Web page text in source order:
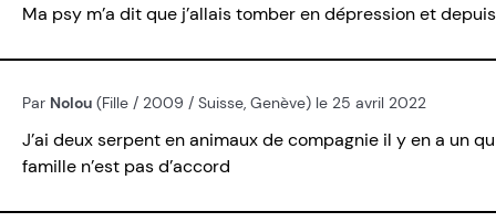
Ma psy m’a dit que j’allais tomber en dépression et
Par Nolou (Fille / 2009 / Suisse, Genève) le 25 avril 2022
J’ai deux serpent en animaux de compagnie il y en a un
famille n’est pas d’accord